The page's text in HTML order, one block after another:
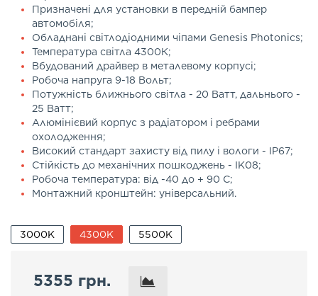
Призначені для установки в передній бампер
автомобіля;
Обладнані світлодіодними чіпами Genesis Photonics;
Температура світла 4300К;
Вбудований драйвер в металевому корпусі;
Робоча напруга 9-18 Вольт;
Потужність ближнього світла - 20 Ватт, дальнього -
25 Ватт;
Алюмінієвий корпус з радіатором і ребрами
охолодження;
Високий стандарт захисту від пилу і вологи - IP67;
Стійкість до механічних пошкоджень - IK08;
Робоча температура: від -40 до + 90 С;
Монтажний кронштейн: універсальний.
3000K 4300K 5500K
5355 грн.